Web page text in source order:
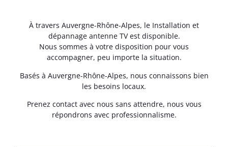
À travers Auvergne-Rhône-Alpes, le Installation et
dépannage antenne TV est disponible.
Nous sommes à votre disposition pour vous
accompagner, peu importe la situation.
Basés à Auvergne-Rhône-Alpes, nous connaissons bien
les besoins locaux.
Prenez contact avec nous sans attendre, nous vous
répondrons avec professionnalisme.